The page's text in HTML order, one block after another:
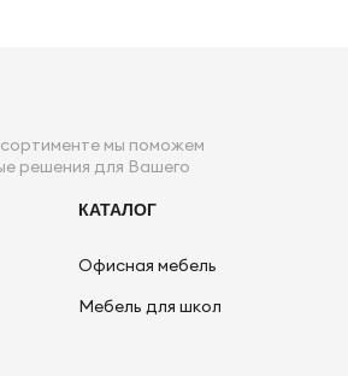
мы поможем
решения для Вашего
КАТАЛОГ
Офисная мебель
Мебель для школ